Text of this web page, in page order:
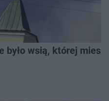
było wsią, której